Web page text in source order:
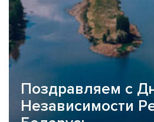
Поздравляем с
Независимости